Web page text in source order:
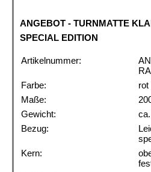
ANGEBOT - TURNMATTE
SPECIAL EDITION
Artikelnummer:
Farbe:
rot
Maße:
Gewicht:
Bezug:
Kern: